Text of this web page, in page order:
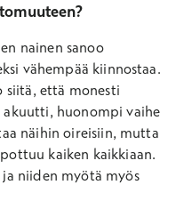
nainen sanoo
vähempää kiinnostaa.
siitä, että monesti
huonompi vaihe
näihin oireisiin, mutta
kaiken kaikkiaan.
niiden myötä myös